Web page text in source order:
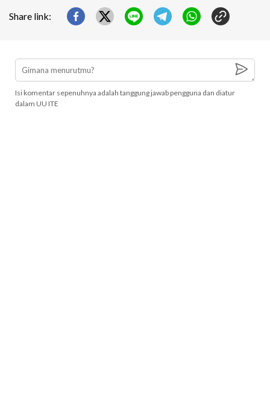
Share link:
Isi komentar sepenuhnya adalah tanggung jawab pengguna dan diatur
dalam UU ITE